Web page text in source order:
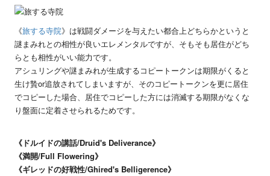
《旅する寺院》は戦闘ダメージを与えたい都合上どちらかというと
謎まみれとの相性が良いエレメンタルですが、そもそも居住がどち
らとも相性がいい能力です。
アシュリングや謎まみれが生成するコピートークンは期限がくると
生け贄or追放されてしまいますが、そのコピートークンを更に居住
でコピーした場合、居住でコピーした方には消滅する期限がなくな
り盤面に定着させられるためです。
《ドルイドの講話/Druid's Deliverance》
《満開/Full Flowering》
《ギレッドの好戦性/Ghired's Belligerence》